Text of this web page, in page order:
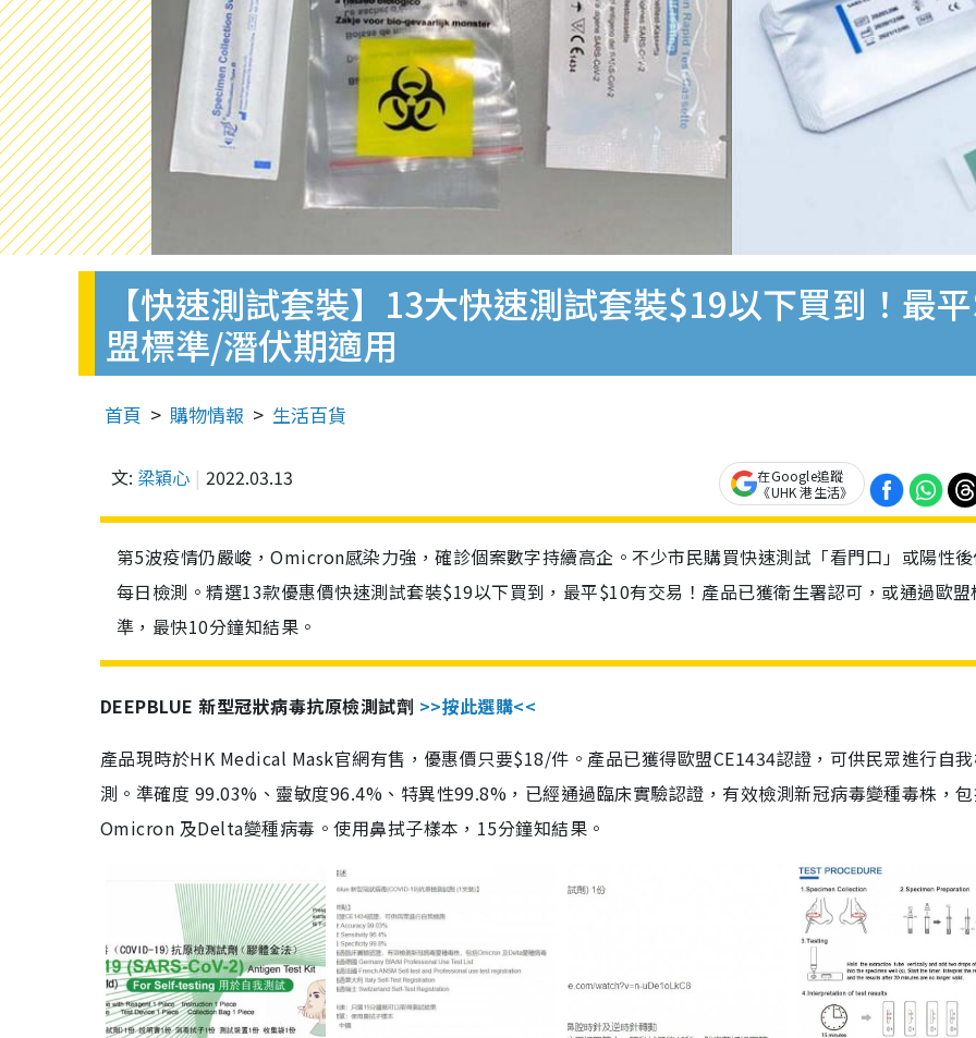
【快速測試套裝】13大快速測試套裝$19以下買到！最
盟標準/潛伏期適用
首頁 購物情報 生活百貨
文: 梁穎心 2022.03.13
在Google追蹤
《UHK 港生活》
第5波疫情仍嚴峻，Omicron感染力強，確診個案數字持續高企。不少市民購買快速測試「看門口」或陽性
每日檢測。精選13款優惠價快速測試套裝$19以下買到，最平$10有交易！產品已獲衛生署認可，或通過歐盟
準，最快10分鐘知結果。
DEEPBLUE 新型冠狀病毒抗原檢測試劑 >>按此選購<<
產品現時於HK Medical Mask官網有售，優惠價只要$18/件。產品已獲得歐盟CE1434認證，可供民眾進行自
測。準確度 99.03%、靈敏度96.4%、特異性99.8%，已經通過臨床實驗認證，有效檢測新冠病毒變種毒株，
Omicron 及Delta變種病毒。使用鼻拭子樣本，15分鐘知結果。